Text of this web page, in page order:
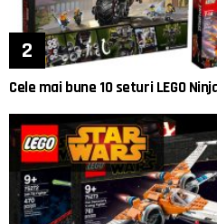
Cele mai bune 10 seturi LEGO